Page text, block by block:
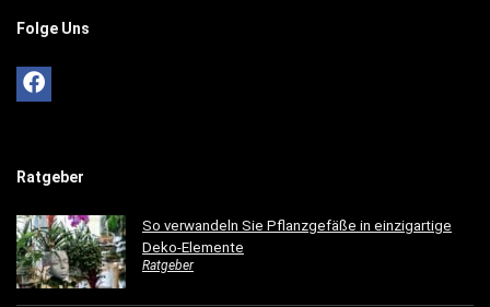
Folge Uns
Ratgeber
So verwandeln Sie Pflanzgefäße in einzigartige
Deko-Elemente
Ratgeber